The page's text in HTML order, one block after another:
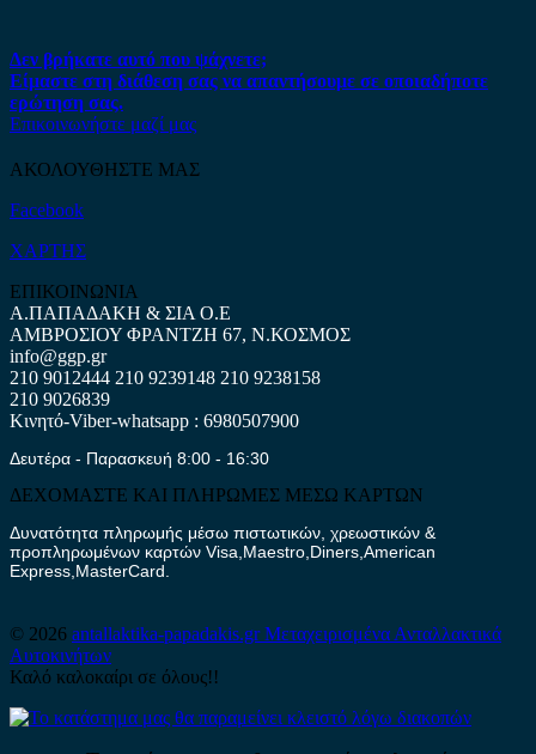
Δεν βρήκατε αυτό που ψάχνετε;
Είμαστε στη διάθεση σας να απαντήσουμε σε οποιαδήποτε
ερώτηση σας.
Επικοινωνήστε μαζί μας
ΑΚΟΛΟΥΘΗΣΤΕ ΜΑΣ
Facebook
ΧΑΡΤΗΣ
ΕΠΙΚΟΙΝΩΝΙΑ
Α.ΠΑΠΑΔΑΚΗ & ΣΙΑ Ο.Ε
ΑΜΒΡΟΣΙΟΥ ΦΡΑΝΤΖΗ 67, Ν.ΚΟΣΜΟΣ
info@ggp.gr
210 9012444 210 9239148 210 9238158
210 9026839
Κινητό-Viber-whatsapp : 6980507900
Δευτέρα - Παρασκευή 8:00 - 16:30
ΔΕΧΟΜΑΣΤΕ ΚΑΙ ΠΛΗΡΩΜΕΣ ΜΕΣΩ ΚΑΡΤΩΝ
Δυνατότητα πληρωμής μέσω πιστωτικών, χρεωστικών &
προπληρωμένων καρτών Visa,Maestro,Diners,American
Express,MasterCard.
© 2026 antallaktika-papadakis.grΜεταχειρισμένα Ανταλλακτικά
Αυτοκινήτων
Καλό καλοκαίρι σε όλους!!